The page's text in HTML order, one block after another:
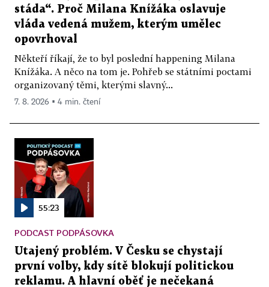
stáda“. Proč Milana Knížáka oslavuje
vláda vedená mužem, kterým umělec
opovrhoval
Někteří říkají, že to byl poslední happening Milana
Knížáka. A něco na tom je. Pohřeb se státními poctami
organizovaný těmi, kterými slavný...
7. 8. 2026 ▪ 4 min. čtení
55:23
PODCAST PODPÁSOVKA
Utajený problém. V Česku se chystají
první volby, kdy sítě blokují politickou
reklamu. A hlavní oběť je nečekaná